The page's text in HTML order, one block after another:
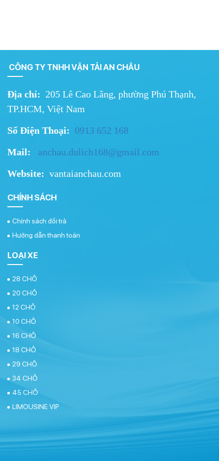
CÔNG TY TNHH VẬN TẢI AN CHÂU
Địa chỉ: 205 Lê Cao Lãng, phường Phú Thạnh,
TP.HCM, Việt Nam
Số Điện Thoại: 0913 652 168
Mail:
anchau.dulich168@gmail.com
Website: vantaianchau.com
CHÍNH SÁCH
Chính sách đổi trả
Hướng dẫn thanh toán
LOẠI XE
28 CHỖ
20 CHỖ
12 CHỖ
10 CHỖ
16 CHỖ
18 CHỖ
29 CHỖ
34 CHỖ
45 CHỖ
LIMOUSINE VIP